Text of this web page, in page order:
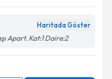
Apart. Kat:1 Daire:2